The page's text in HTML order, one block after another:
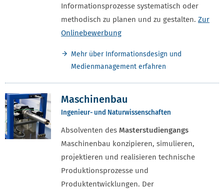
Informationsprozesse systematisch oder
methodisch zu planen und zu gestalten. Zur
Onlinebewerbung
Mehr über Informationsdesign und
Medienmanagement erfahren
Maschinenbau
Ingenieur- und Naturwissenschaften
Absolventen des Masterstudiengangs
Maschinenbau konzipieren, simulieren,
projektieren und realisieren technische
Produktionsprozesse und
Produktentwicklungen. Der